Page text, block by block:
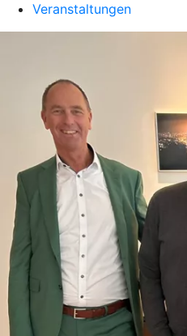
Veranstaltungen